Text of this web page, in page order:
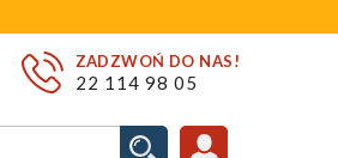
ZADZWOŃ DO NAS!
22 114 98 05